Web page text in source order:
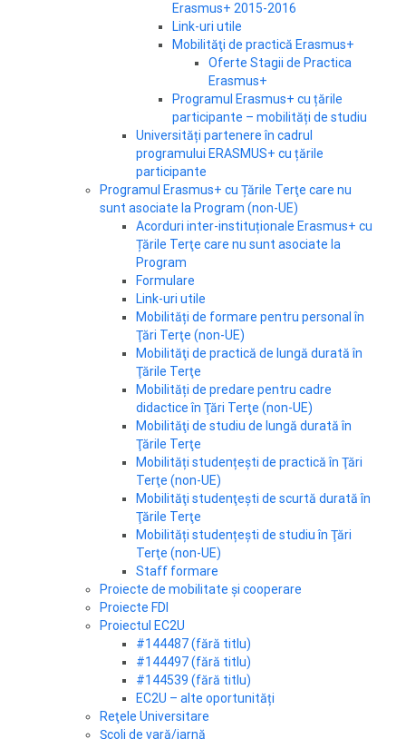
Erasmus+ 2015-2016
Link-uri utile
Mobilităţi de practică Erasmus+
Oferte Stagii de Practica
Erasmus+
Programul Erasmus+ cu țările
participante – mobilități de studiu
Universități partenere în cadrul
programului ERASMUS+ cu țările
participante
Programul Erasmus+ cu Țările Terţe care nu
sunt asociate la Program (non-UE)
Acorduri inter-instituționale Erasmus+ cu
Țările Terţe care nu sunt asociate la
Program
Formulare
Link-uri utile
Mobilități de formare pentru personal în
Ţări Terţe (non-UE)
Mobilităţi de practică de lungă durată în
Ţările Terţe
Mobilități de predare pentru cadre
didactice în Ţări Terţe (non-UE)
Mobilităţi de studiu de lungă durată în
Ţările Terţe
Mobilități studențești de practică în Ţări
Terţe (non-UE)
Mobilităţi studenţeşti de scurtă durată în
Ţările Terţe
Mobilități studențești de studiu în Ţări
Terţe (non-UE)
Staff formare
Proiecte de mobilitate și cooperare
Proiecte FDI
Proiectul EC2U
#144487 (fără titlu)
#144497 (fără titlu)
#144539 (fără titlu)
EC2U – alte oportunități
Reţele Universitare
Școli de vară/iarnă